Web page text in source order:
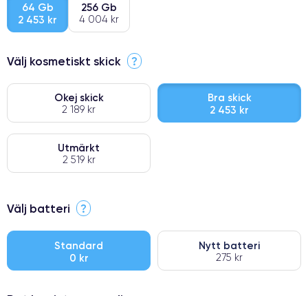
64 Gb
2 453 kr
256 Gb
4 004 kr
Välj kosmetiskt skick ?
Okej skick
2 189 kr
Bra skick
2 453 kr
Utmärkt
2 519 kr
⭐ Premium
● Oklanderlig kvalitetsskärm
● Endast 5% av våra telefoner har premiumklassning
Välj batteri ?
Standard
0 kr
Nytt batteri
275 kr